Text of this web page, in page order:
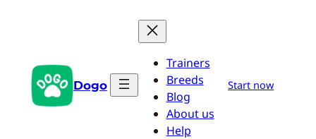
Dogo
Trainers
Breeds
Blog
About us
Help
Start now